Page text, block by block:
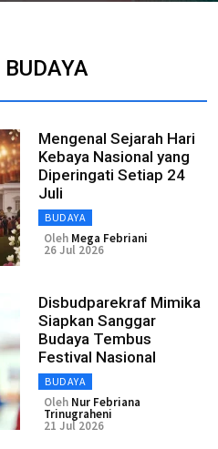
BUDAYA
Mengenal Sejarah Hari
Kebaya Nasional yang
Diperingati Setiap 24
Juli
BUDAYA
Oleh Mega Febriani
26 Jul 2026
Disbudparekraf Mimika
Siapkan Sanggar
Budaya Tembus
Festival Nasional
BUDAYA
Oleh Nur Febriana
Trinugraheni
21 Jul 2026